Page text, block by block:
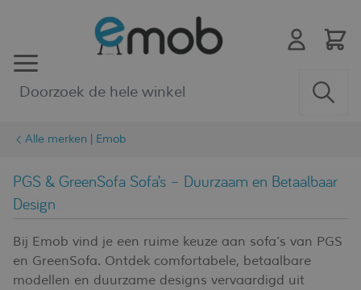
Ga naar de inhoud
Alle merken | Emob
PGS & GreenSofa Sofa’s – Duurzaam en Betaalbaar
Design
Bij Emob vind je een ruime keuze aan sofa’s van PGS
en GreenSofa. Ontdek comfortabele, betaalbare
modellen en duurzame designs vervaardigd uit